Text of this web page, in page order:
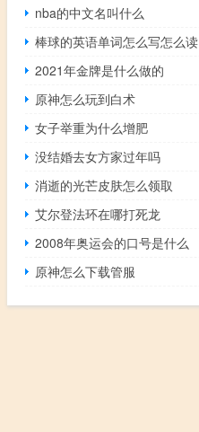
nba的中文名叫什么
棒球的英语单词怎么写怎么读
2021年金牌是什么做的
原神怎么玩到白术
女子举重为什么增肥
没结婚去女方家过年吗
消逝的光芒皮肤怎么领取
艾尔登法环在哪打死龙
2008年奥运会的口号是什么
原神怎么下载管服